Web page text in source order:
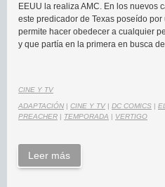
EEUU la realiza AMC. En los nuevos
este predicador de Texas poseído
permite hacer obedecer a cualquier
y que partía en la primera en busca
CINE Y TV
ADAPTACIÓN | CINE Y TV | DC COMICS |
PREACHER | TEMPORADA | VERTIGO
Leer más